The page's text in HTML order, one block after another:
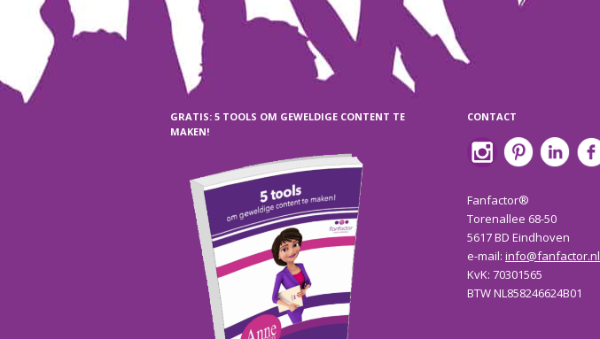
GRATIS: 5 TOOLS OM GEWELDIGE CONTENT TE
MAKEN!
CONTACT
Fanfactor®
Torenallee 68-50
5617 BD Eindhoven
e-mail: info@fanfactor.nl
KvK: 70301565
BTW NL858246624B01